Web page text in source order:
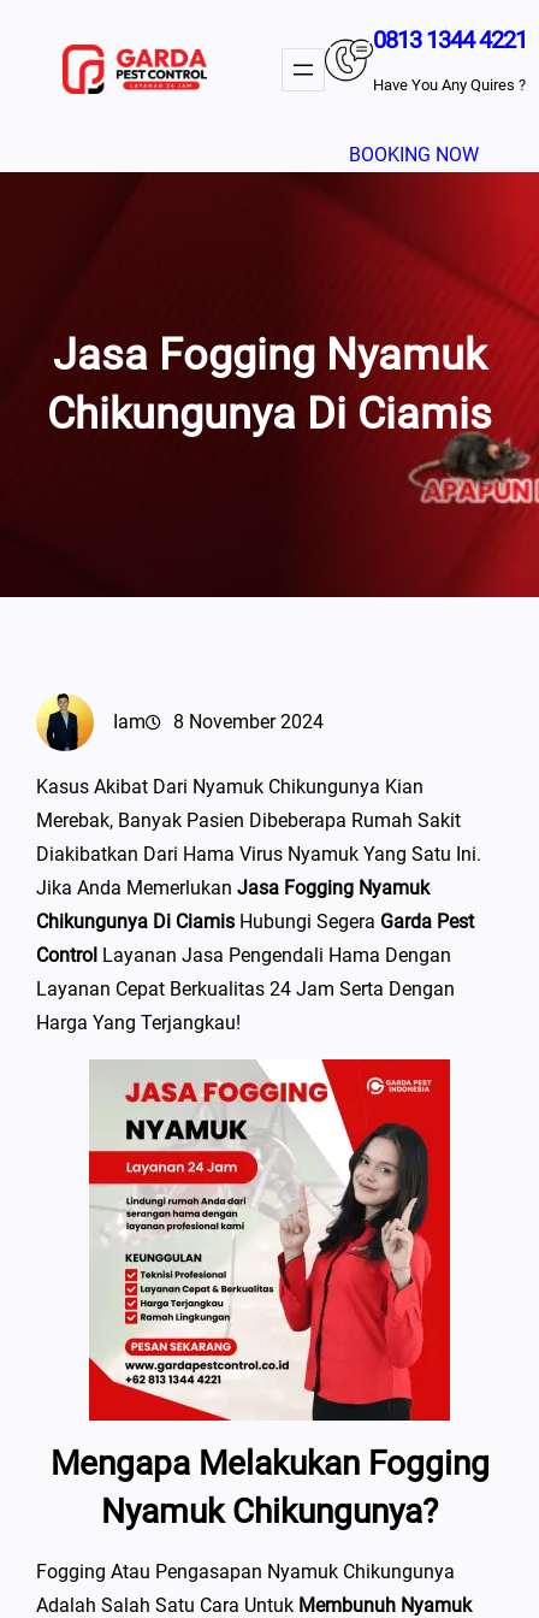
0813 1344 4221
Have You Any Quires ?
BOOKING NOW
Jasa Fogging Nyamuk
Chikungunya Di Ciamis
Iam 8 November 2024
Kasus Akibat Dari Nyamuk Chikungunya Kian
Merebak, Banyak Pasien Dibeberapa Rumah Sakit
Diakibatkan Dari Hama Virus Nyamuk Yang Satu Ini.
Jika Anda Memerlukan Jasa Fogging Nyamuk
Chikungunya Di Ciamis Hubungi Segera Garda Pest
Control Layanan Jasa Pengendali Hama Dengan
Layanan Cepat Berkualitas 24 Jam Serta Dengan
Harga Yang Terjangkau!
Mengapa Melakukan Fogging
Nyamuk Chikungunya?
Fogging Atau Pengasapan Nyamuk Chikungunya
Adalah Salah Satu Cara Untuk Membunuh Nyamuk